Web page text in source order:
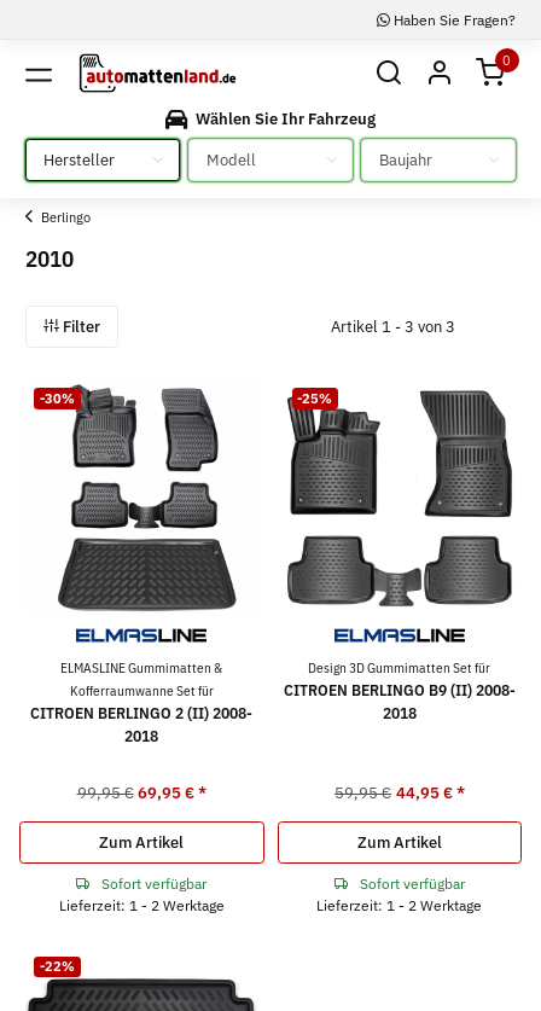
Haben Sie Fragen?
0
Wählen Sie Ihr Fahrzeug
Bitte auswählen
Bitte auswählen Bitte auswählen
Berlingo
2010
Filter Artikel 1 - 3 von 3
-30%
ELMASLINE Gummimatten &
Kofferraumwanne Set für
CITROEN BERLINGO 2 (II) 2008-
2018
99,95 € 69,95 €*
Zum Artikel
Sofort verfügbar
Lieferzeit: 1 - 2 Werktage
-25%
Design 3D Gummimatten Set für
CITROEN BERLINGO B9 (II) 2008-
2018
59,95 € 44,95 €*
Zum Artikel
Sofort verfügbar
Lieferzeit: 1 - 2 Werktage
-22%